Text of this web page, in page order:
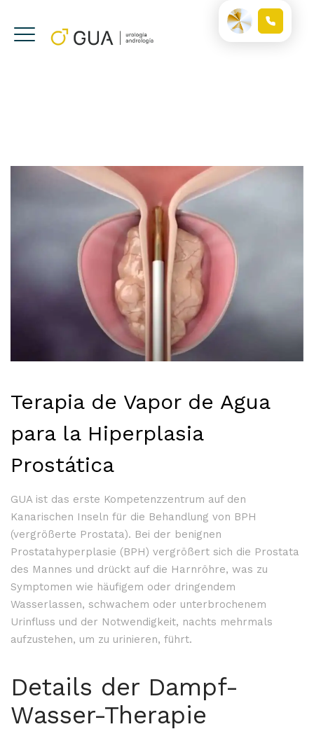
Terapia de Vapor de Agua
para la Hiperplasia
Prostática
GUA ist das erste Kompetenzzentrum auf den
Kanarischen Inseln für die Behandlung von BPH
(vergrößerte Prostata). Bei der benignen
Prostatahyperplasie (BPH) vergrößert sich die Prostata
des Mannes und drückt auf die Harnröhre, was zu
Symptomen wie häufigem oder dringendem
Wasserlassen, schwachem oder unterbrochenem
Urinfluss und der Notwendigkeit, nachts mehrmals
aufzustehen, um zu urinieren, führt.
Details der Dampf-
Wasser-Therapie